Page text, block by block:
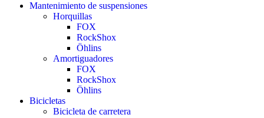
Mantenimiento de suspensiones
Horquillas
FOX
RockShox
Öhlins
Amortiguadores
FOX
RockShox
Öhlins
Bicicletas
Bicicleta de carretera